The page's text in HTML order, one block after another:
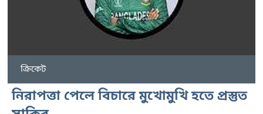
ক্রিকেট
নিরাপত্তা পেলে বিচারে মুখোমুখি হতে প্রস্তুত